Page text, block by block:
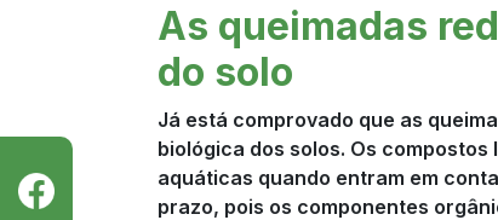
As queimadas
do solo
Já está comprovado que as
biológica dos solos. Os
aquáticas quando entram em
prazo, pois os componentes